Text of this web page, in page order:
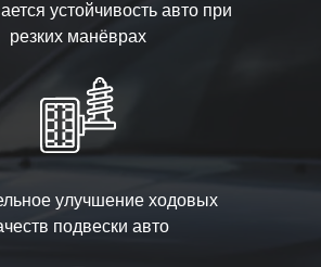
устойчивость авто при
резких манёврах
улучшение ходовых
подвески авто